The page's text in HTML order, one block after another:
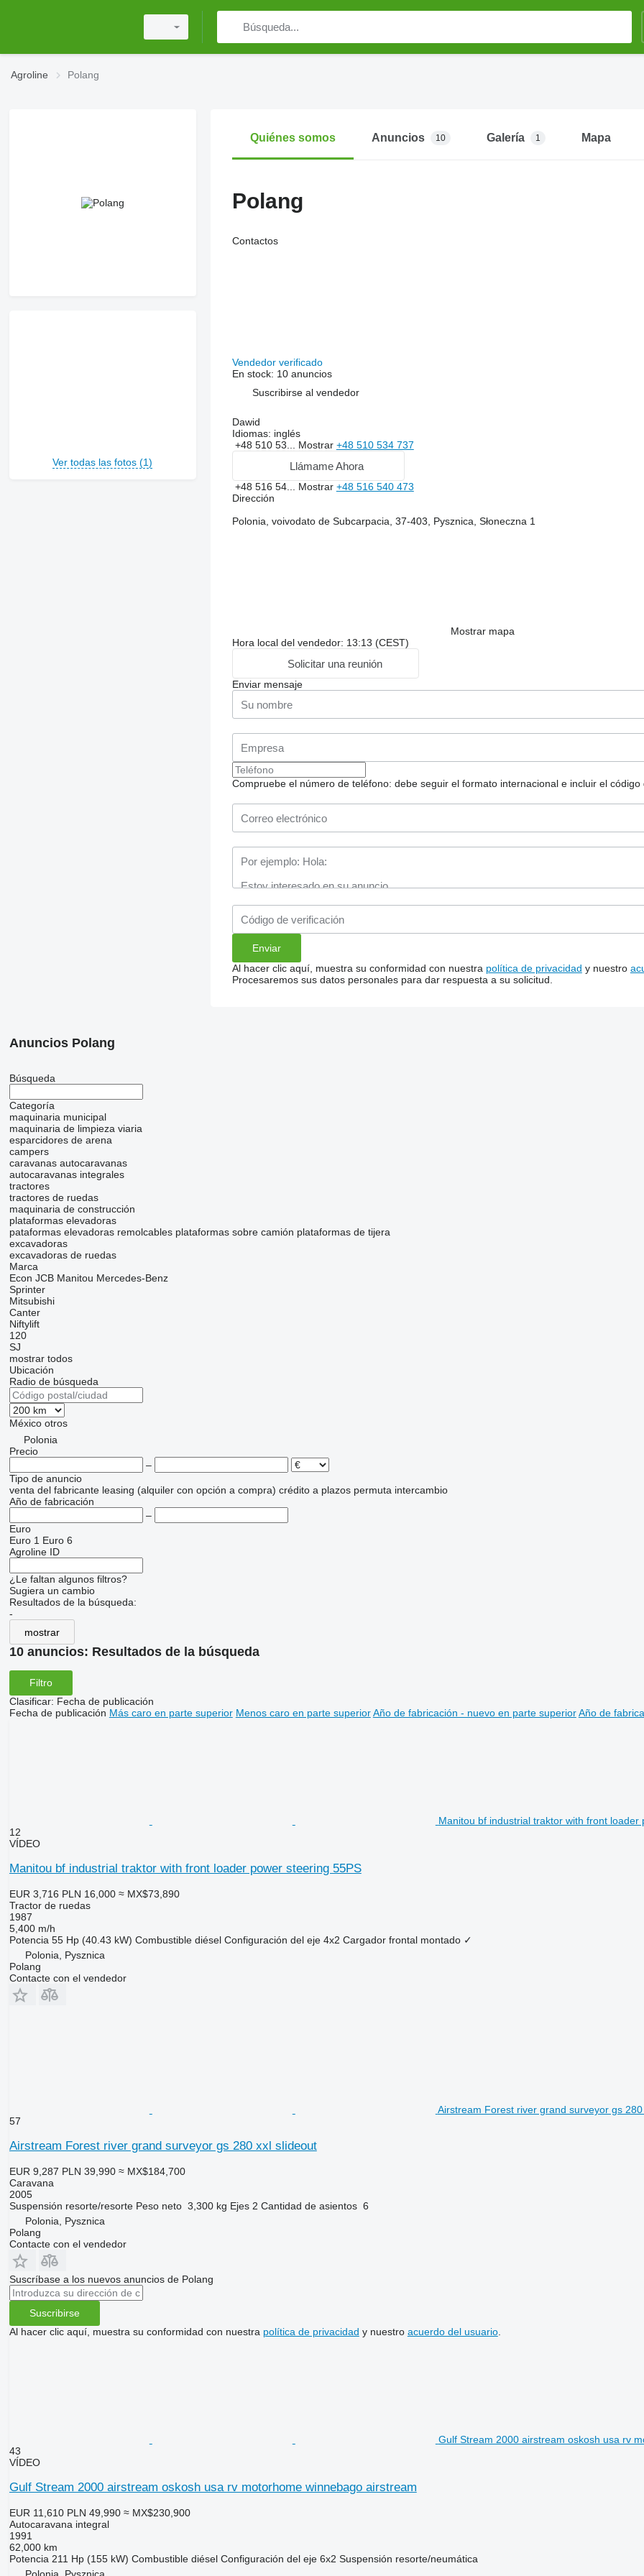
Agroline Polang
Ver todas las fotos (1)
Quiénes somos Anuncios 10 Galería 1 Mapa
Polang
Contactos
Vendedor verificado
En stock: 10 anuncios
Suscribirse al vendedor
Dawid
Idiomas: inglés
+48 510 53... Mostrar +48 510 534 737
Llámame Ahora
+48 516 54... Mostrar +48 516 540 473
Dirección
Polonia, voivodato de Subcarpacia, 37-403, Pysznica, Słoneczna 1
Mostrar mapa
Hora local del vendedor: 13:13 (CEST)
Solicitar una reunión
Enviar mensaje
Compruebe el número de teléfono: debe seguir el formato internacional e incluir el código
Al hacer clic aquí, muestra su conformidad con nuestra política de privacidad y nuestro
Procesaremos sus datos personales para dar respuesta a su solicitud.
Anuncios Polang
Búsqueda
Categoría
maquinaria municipal
maquinaria de limpieza viaria
esparcidores de arena
campers
caravanas autocaravanas
autocaravanas integrales
tractores
tractores de ruedas
maquinaria de construcción
plataformas elevadoras
pataformas elevadoras remolcables plataformas sobre camión plataformas de tijera
excavadoras
excavadoras de ruedas
Marca
Econ JCB Manitou Mercedes-Benz
Sprinter
Mitsubishi
Canter
Niftylift
120
SJ
mostrar todos
Ubicación
Radio de búsqueda
México otros
Polonia
Precio
–
Tipo de anuncio
venta del fabricante leasing (alquiler con opción a compra) crédito a plazos permuta intercambio
Año de fabricación
–
Euro
Euro 1 Euro 6
Agroline ID
¿Le faltan algunos filtros?
Sugiera un cambio
Resultados de la búsqueda:
-
mostrar
10 anuncios: Resultados de la búsqueda
Filtro
Clasificar: Fecha de publicación
Fecha de publicación Más caro en parte superior Menos caro en parte superior Año de fabricación - nuevo en parte superior Año de
Manitou bf industrial traktor with front
12
VÍDEO
Manitou bf industrial traktor with front loader power steering 55PS
EUR 3,716 PLN 16,000 ≈ MX$73,890
Tractor de ruedas
1987
5,400 m/h
Potencia 55 Hp (40.43 kW) Combustible diésel Configuración del eje 4x2 Cargador frontal montado ✓
Polonia, Pysznica
Polang
Contacte con el vendedor
Airstream Forest river grand surveyor gs
57
Airstream Forest river grand surveyor gs 280 xxl slideout
EUR 9,287 PLN 39,990 ≈ MX$184,700
Caravana
2005
Suspensión resorte/resorte Peso neto 3,300 kg Ejes 2 Cantidad de asientos 6
Polonia, Pysznica
Polang
Contacte con el vendedor
Suscríbase a los nuevos anuncios de Polang
Suscribirse
Al hacer clic aquí, muestra su conformidad con nuestra política de privacidad y nuestro acuerdo del usuario.
Gulf Stream 2000 airstream oskosh usa rv
43
VÍDEO
Gulf Stream 2000 airstream oskosh usa rv motorhome winnebago airstream
EUR 11,610 PLN 49,990 ≈ MX$230,900
Autocaravana integral
1991
62,000 km
Potencia 211 Hp (155 kW) Combustible diésel Configuración del eje 6x2 Suspensión resorte/neumática